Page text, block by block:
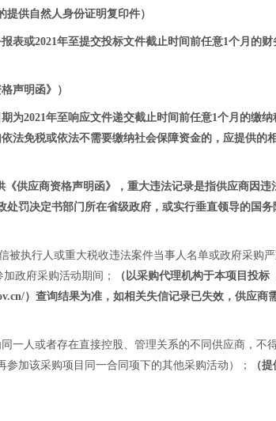
提供自然人身份证明复印件）
报表或2021年至提交投标文件截止时间前任意1个月的
声明函》）
为2021年至响应文件递交截止时间前任意1个月的缴
法免税或依法不需要缴纳社会保障资金的，应提供的
《供应商资格声明函》 ， 重大违法记录是指供应商因违
罚决定书部门所在省级政府，或实行垂直领导的国
被执行人或重大税收违法案件当事人名单或政府采购
政府采购活动期间；
（以采购代理机构于本项目投
）查询结果为准，如相关失信记录已失效，供应
一人或者存在直接控股、管理关系的不同供应商，不
加该采购项目同一合同项下的其他采购活动）；
（